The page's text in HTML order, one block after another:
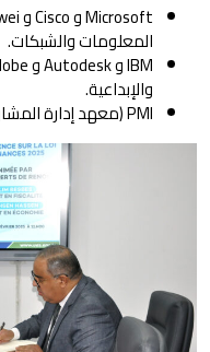
المعلومات والشبكات.
والإبداعية.
PMI (معهد إدارة المشاريع) في مجال إدارة المشاريع.